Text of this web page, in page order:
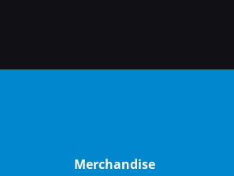
Merchandise